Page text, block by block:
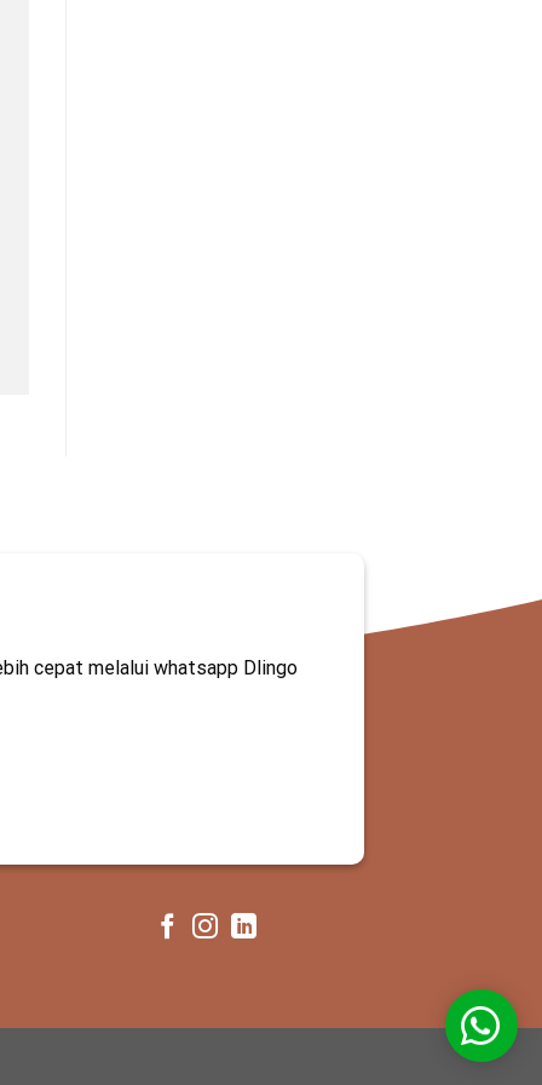
cepat melalui whatsapp Dlingo